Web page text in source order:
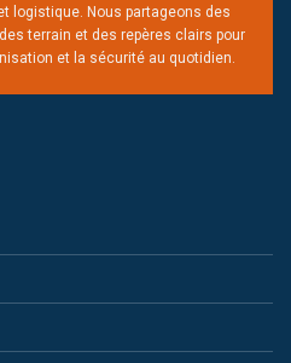
logistique. Nous partageons des
terrain et des repères clairs pour
et la sécurité au quotidien.